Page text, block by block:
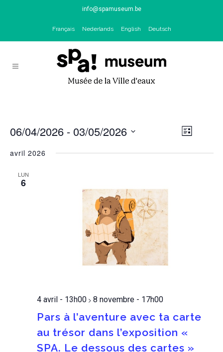
info@spamuseum.be
Français Nederlands English Deutsch
PAR
vues
Liste
06/04/2026 - 03/05/2026
une
date.
avril 2026
LUN
6
4 avril - 13h00> 8 novembre - 17h00
Pars à l’aventure avec ta carte
au trésor dans l’exposition «
SPA. Le dessous des cartes »